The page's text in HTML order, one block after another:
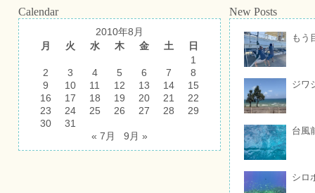
Calendar
2010年8月
月
火 水 木 金 土
日
1
2
3 4 5 6 7
8
9
10 11 12 13 14
15
16
17 18 19 20 21
22
23
24 25 26 27 28
29
30
31
« 7月
9月 »
New Posts
もう
ジワ
台風
シロ